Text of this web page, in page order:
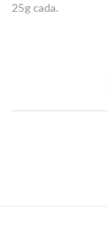
25g cada.